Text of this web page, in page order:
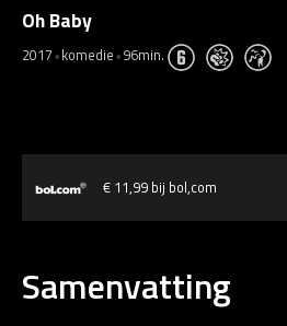
Oh Baby
2017 komedie 96min.
€ 11,99 bij bol,com
Samenvatting